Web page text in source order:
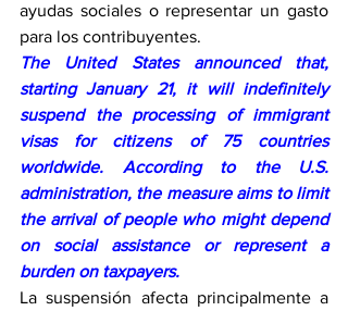
ayudas sociales o representar un gasto
para los contribuyentes.
The United States announced that,
starting January 21, it will indefinitely
suspend the processing of immigrant
visas for citizens of 75 countries
worldwide. According to the U.S.
administration, the measure aims to limit
the arrival of people who might depend
on social assistance or represent a
burden on taxpayers.
La suspensión afecta principalmente a